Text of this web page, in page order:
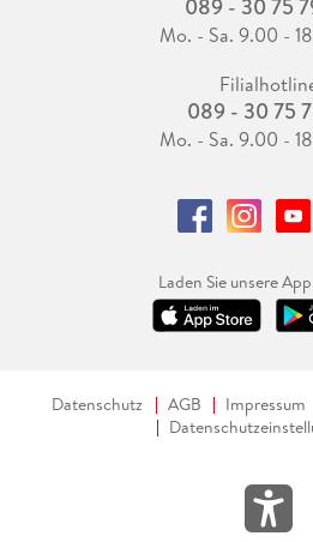
089 - 30 75
Mo. - Sa. 9.00 -
089 - 30 75
Mo. - Sa. 9.00 -
Laden Sie unsere
Datenschutz AGB Impressum